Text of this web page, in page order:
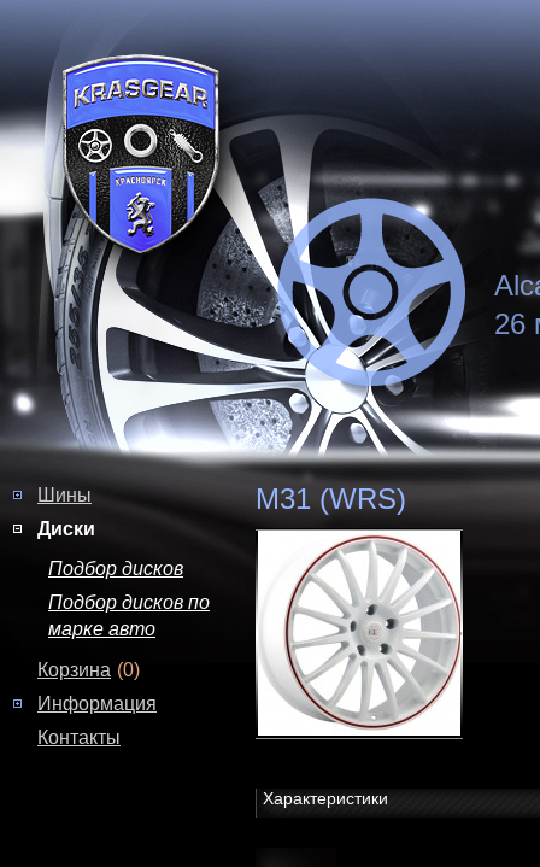
26
Шины
Диски
Подбор дисков
Подбор дисков по
марке авто
Корзина (0)
Информация
Контакты
M31 (WRS)
Характеристики